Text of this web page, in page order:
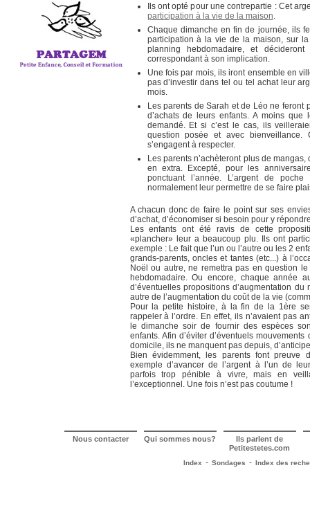
Ils ont opté pour une contrepartie : Cet
participation à la vie de la maison.
Chaque dimanche en fin de journée, ils
participation à la vie de la maison, sur
planning hebdomadaire, et
correspondant à son implication.
Une fois par mois, ils iront ensemble en
pas d’investir dans tel ou tel achat leur
mois.
Les parents de Sarah et de Léo ne feront
d’achats de leurs enfants. A moins
demandé. Et si c’est le cas, ils
question posée et avec bienveillance.
s’engagent à respecter.
Les parents n’achèteront plus de
en extra. Excepté, pour les
ponctuant l’année. L’argent de
normalement leur permettre de se faire
A chacun donc de faire le point sur ses
d’achat, d’économiser si besoin pour y
Les enfants ont été ravis de cette
«plancher» leur a beaucoup plu. Ils ont
exemple : Le fait que l’un ou l’autre ou les 2
grands-parents, oncles et tantes (etc...) à
Noël ou autre, ne remettra pas en question
hebdomadaire. Ou encore, chaque année
d’éventuelles propositions d’augmentation
autre de l’augmentation du coût de la vie
Pour la petite histoire, à la fin de la 1ère
rappeler à l’ordre. En effet, ils n’avaient pas
le dimanche soir de fournir des espèces
enfants. Afin d’éviter d’éventuels
domicile, ils ne manquent pas depuis,
Bien évidemment, les parents font preuve
exemple d’avancer de l’argent à l’un de
parfois trop pénible à vivre, mais en
l’exceptionnel. Une fois n’est pas coutume !
Nous contacter Qui sommes nous? Ils parlent de
Petitestetes.com
Index - Sondages - Index des